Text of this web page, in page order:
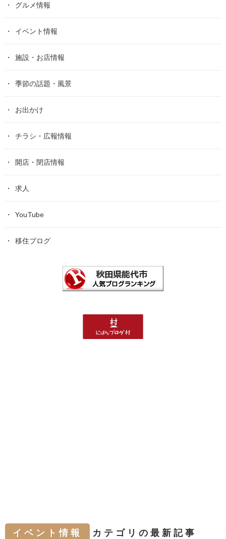
グルメ情報
イベント情報
施設・お店情報
季節の話題・風景
お出かけ
チラシ・広報情報
開店・閉店情報
求人
YouTube
移住ブログ
イベント情報 カテゴリの最新記事